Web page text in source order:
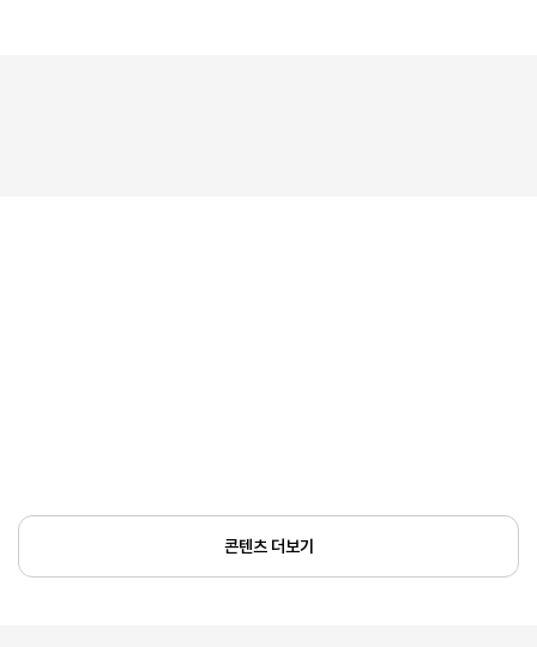
콘텐츠 더보기